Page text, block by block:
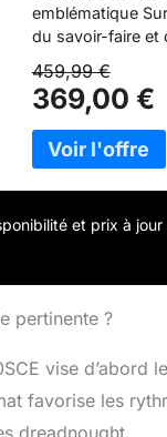
emblématique
du savoir-faire et
Fishman CD-1
supérieur Avec
pickguard en
à pan coupé
lors de vos
459,99 €
369,00 €
et prix à
pertinente ?
vise
favorise les
dreadnought.